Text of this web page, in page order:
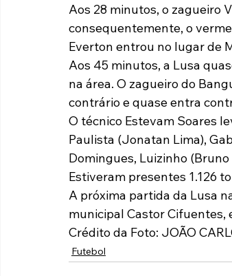
Aos 28 minutos, o zagueiro
consequentemente, o
Everton entrou no lugar de
Aos 45 minutos, a Lusa
na área. O zagueiro do
contrário e quase entra
O técnico Estevam Soares
Paulista (Jonatan Lima),
Domingues, Luizinho
Estiveram presentes 1.126
A próxima partida da Lusa
municipal Castor Cifuentes,
Crédito da Foto: JOÃO
Futebol